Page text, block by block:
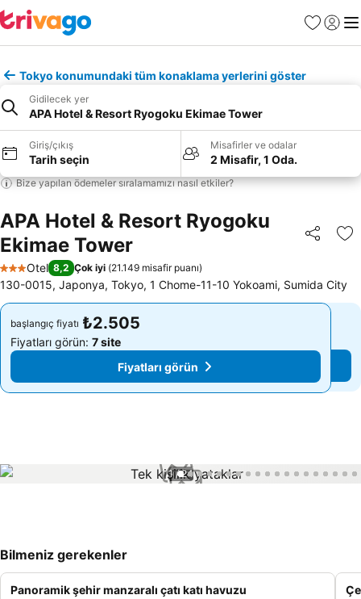
Favoriler
Giriş
Tokyo konumundaki tüm konaklama yerlerini göster
Gidilecek yer
APA Hotel & Resort Ryogoku Ekimae Tower
Giriş/çıkış
Tarih seçin
Misafirler ve odalar
2 Misafir, 1 Oda.
Bize yapılan ödemeler sıralamamızı nasıl etkiler?
APA Hotel & Resort Ryogoku
Ekimae Tower
Paylaş
3 Yıldız
Otel 8,2 Çok iyi (21.149 misafir puanı)
130-0015, Japonya, Tokyo, 1 Chome-11-10 Yokoami, Sumida City
başlangıç fiyatı ₺2.505
Fiyatları görün: 7 site
Fiyatları görün
başlangıç fiyatı ₺2.505
Fiyatları görün: 7 site
Fiyatları görün
1 / 24
Bilmeniz gerekenler
Panoramik şehir manzaralı çatı katı havuzu